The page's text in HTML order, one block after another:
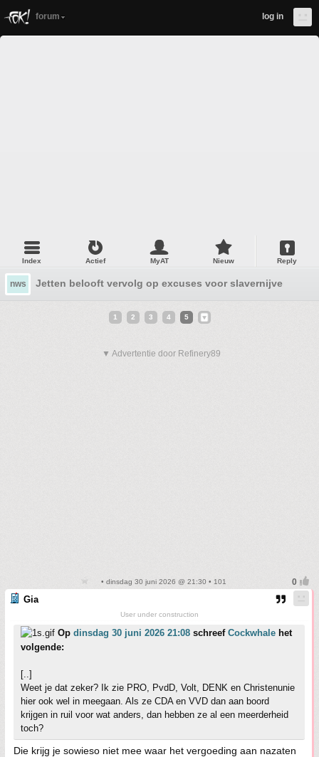
forum log in
Index Actief MyAT Nieuw Reply
nws Jetten belooft vervolg op excuses voor slavernijverleden
1 2 3 4 5
▼ Advertentie door Refinery89
• dinsdag 30 juni 2026 @ 21:30 • 101
Gia
User under construction
Op dinsdag 30 juni 2026 21:08 schreef Cockwhale het
volgende:
[..]
Weet je dat zeker? Ik zie PRO, PvdD, Volt, DENK en Christenunie
hier ook wel in meegaan. Als ze CDA en VVD dan aan boord
krijgen in ruil voor wat anders, dan hebben ze al een meerderheid
toch?
Die krijg je sowieso niet mee waar het vergoeding aan nazaten